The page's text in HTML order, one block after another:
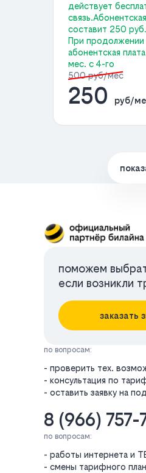
действует
составит 250
При продолжении
абонентская
мес. с 4-го
500 руб/мес
250 руб/
поможем
если возникли
заказать
по вопросам:
- проверить тех.
- консультация по
- оставить заявку на
8 (966) 757-
по вопросам:
- работы интернета и
- смены тарифного